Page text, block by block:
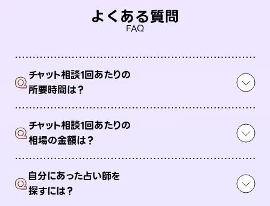
よくある質問
FAQ
Qチャット相談1回あたりの
所要時間は？
Qチャット相談1回あたりの
相場の金額は？
Q自分にあった占い師を
探すには？